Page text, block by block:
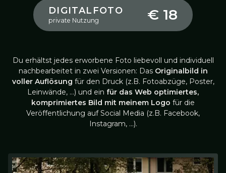
DIGITALFOTO
private Nutzung € 18
Du erhältst jedes erworbene Foto liebevoll und individuell
nachbearbeitet in zwei Versionen: Das Originalbild in
voller Auflösung für den Druck (z.B. Fotoabzüge, Poster,
Leinwände, …) und ein für das Web optimiertes,
komprimiertes Bild mit meinem Logo für die
Veröffentlichung auf Social Media (z.B. Facebook,
Instagram, …).